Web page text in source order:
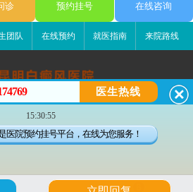
诊 预约挂号 在线咨询
团队 在线预约 就医指南 来院路线
明白癜风医院
明市五华区护国路2号
有：昆明白癜风医院
安备 53010202000563号
医生热线
15:30:55
医院预约挂号平台，在线为您服务！